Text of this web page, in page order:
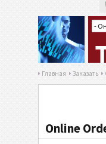
Главная Заказать
Online